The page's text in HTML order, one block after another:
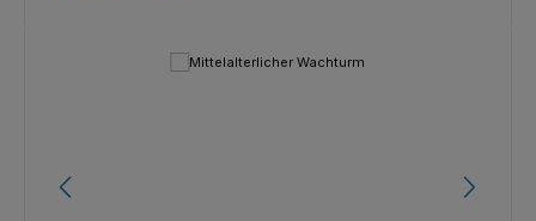
Bildergalerie überspringen